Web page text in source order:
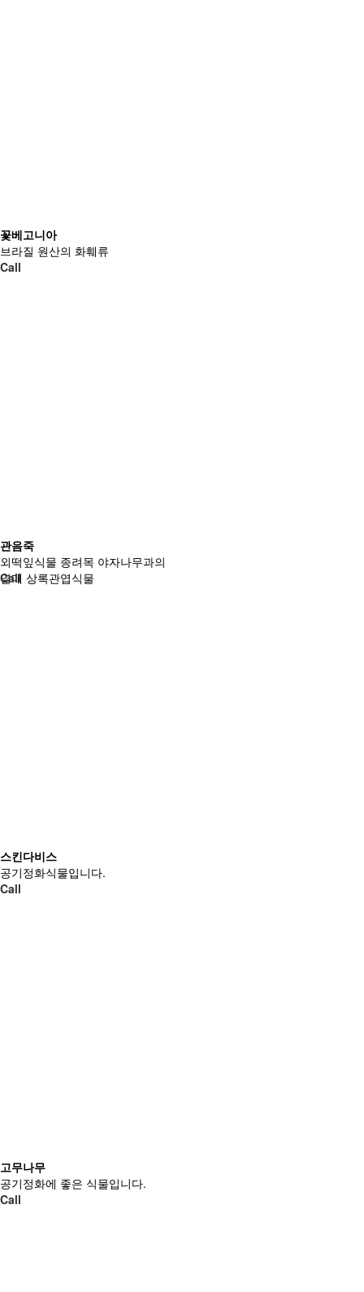
꽃베고니아
브라질 원산의 화훼류
Call
관음죽
외떡잎식물 종려목 야자나무과의
열대 상록관엽식물
Call
스킨다비스
공기정화식물입니다.
Call
고무나무
공기정화에 좋은 식물입니다.
Call